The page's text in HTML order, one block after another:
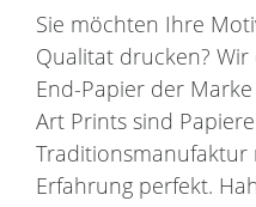
Sie möchten Ihre
Qualitat drucken?
End-Papier der
Art Prints sind
Traditionsmanufaktur
Erfahrung perfekt.